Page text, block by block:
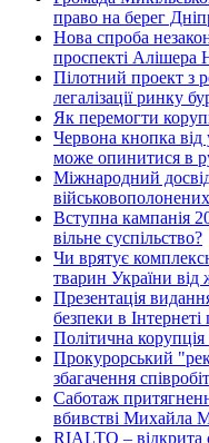
право на берег
Нова спроба
проспекті Алішера
Пілотний проект з
легалізації ринку
Як перемогти
Червона кнопка від
може опинитися в
Міжнародний
військовополонених
Вступна кампанія
вільне суспільство?
Чи врятує
тварин України від
Презентація
безпеки в Інтернеті
Політична корупція
Прокурорський
збагачення
Саботаж
вбивстві Михайла
RIALTO – відкрита